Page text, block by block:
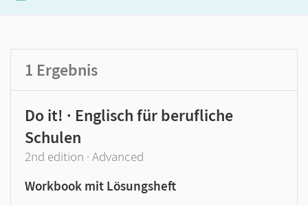
1 Ergebnis
Do it! · Englisch für berufliche
Schulen
2nd edition · Advanced
Workbook mit Lösungsheft